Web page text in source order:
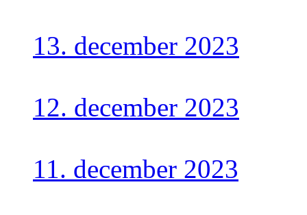
13. december 2023
12. december 2023
11. december 2023